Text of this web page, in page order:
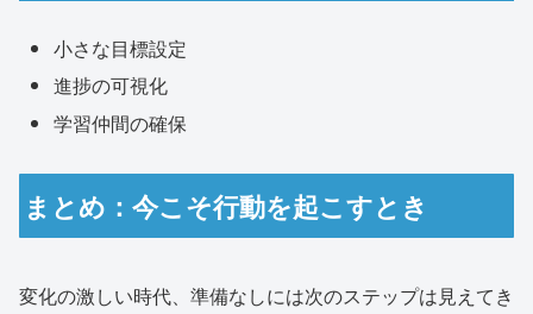
小さな目標設定
進捗の可視化
学習仲間の確保
まとめ：今こそ行動を起こすとき
変化の激しい時代、準備なしには次のステップは見えてき